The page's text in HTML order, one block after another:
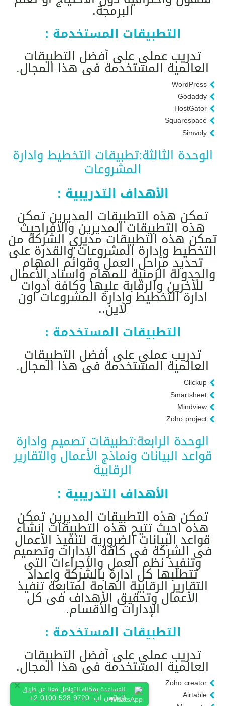
البرمجة.
التطبيقات المستخدمة :
تدريب عملي على أفضل التطبيقات
العالمية المستخدمة فى هذا المجال.
WordPress
Godaddy
HostGator
Squarespace
Simvoly
الوحدة الثالثة:تطبيقات التخطيط وادارة
المشروعات
الأهداف التدريبية :
تمكن هذه التطبيقات المديرين تمكن
هذه التطبيقات المديرين والافراحيث
تمكن هذه التطبيقات مديري الشركة من
التخطيط وإدارة المشروعات والقدرة على
تحديد مراحل العمل وقوائم المهام
والجدولة الزمنية للمهام واسناد الأعمال
للأخرين والرقابة عليها وكافة أدوات
ادارة التخطيط وإدارة المشروعات اون
لاين..
التطبيقات المستخدمة :
تدريب عملي على أفضل التطبيقات
العالمية المستخدمة فى هذا المجال.
Clickup
Smartsheet
Mindview
Zoho project
الوحدة الرابعة:تطبيقات تصميم وادارة
قواعد البيانات ونماذج الأعمال والتقارير
الرقابية
الأهداف التدريبية :
تمكن هذه التطبيقات المديرين تمكن
هذه احيث تتيح هذه التطبيقات إنشاء
قواعد البيانات الضرورية لتنفيذ الأعمال
فى الشركة فى كافة الإدارات وتصميم
وتنفيذ نظم العمل والاجراءات التى
تتطلبها كل ادارة بالشركة واعداد
التقارير الرقابية الهامة لمتابعة تنفيذ
الأعمال وتحقيق الأهداف فى كل
الإدارات والأقسام.
التطبيقات المستخدمة :
تدريب عملي على أفضل التطبيقات
العالمية المستخدمة فى هذا المجال.
Zoho creator
Airtable
×للمساعدة يمكنك التواصل معنا عن طريق
الواتس اب: +2 0100 528 9720